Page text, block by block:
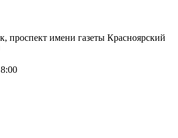
проспект имени газеты Красноярский